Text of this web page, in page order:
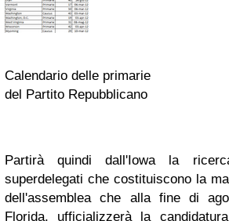
Calendario delle primarie
del Partito Repubblicano
Partirà quindi dall'Iowa la
superdelegati che costituiscono la
dell'assemblea che alla fine di
Florida, ufficializzerà la